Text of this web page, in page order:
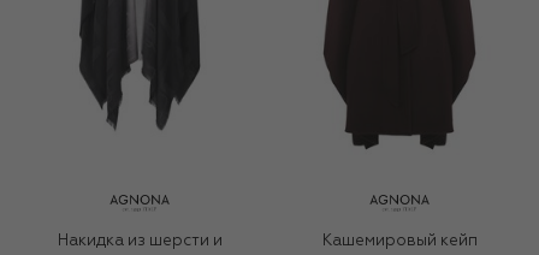
Накидка из шерсти и
Кашемировый кейп